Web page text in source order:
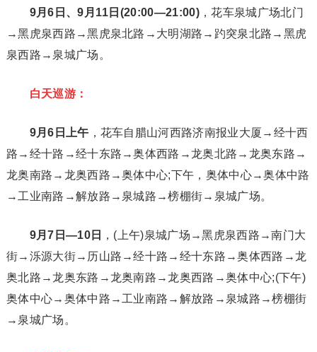
9月6日、9月11日(20:00—21:00)，花车泉城广场北门
→黑虎泉西路→黑虎泉北路→大明湖路→趵突泉北路→黑虎
泉西路→泉城广场。
白天巡游：
9月6日上午 ，花车自腊山河西路济南报业大厦→经十西
路→经十路→经十东路→奥体西路→龙奥北路→龙奥东路→
龙奥南路→龙奥西路→奥体中心;下午，奥体中心→奥体中路
→工业南路→解放路→泉城路→榜棚街→泉城广场。
9月7日—10日
，(上午)泉城广场→黑虎泉西路→南门大
街→泺源大街→历山路→经十路→经十东路→奥体西路→龙
奥北路→龙奥东路→龙奥南路→龙奥西路→奥体中心;(下午)
奥体中心→奥体中路→工业南路→解放路→泉城路→榜棚街
→泉城广场。